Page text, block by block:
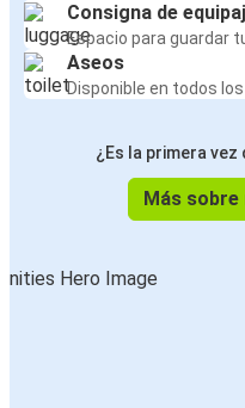
Consigna de
Espacio para guardar
Aseos
Disponible en todos los
¿Es la primera
Más